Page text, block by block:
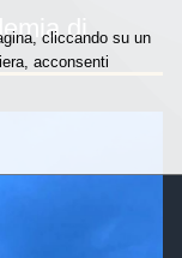
di
cliccando su un
acconsenti